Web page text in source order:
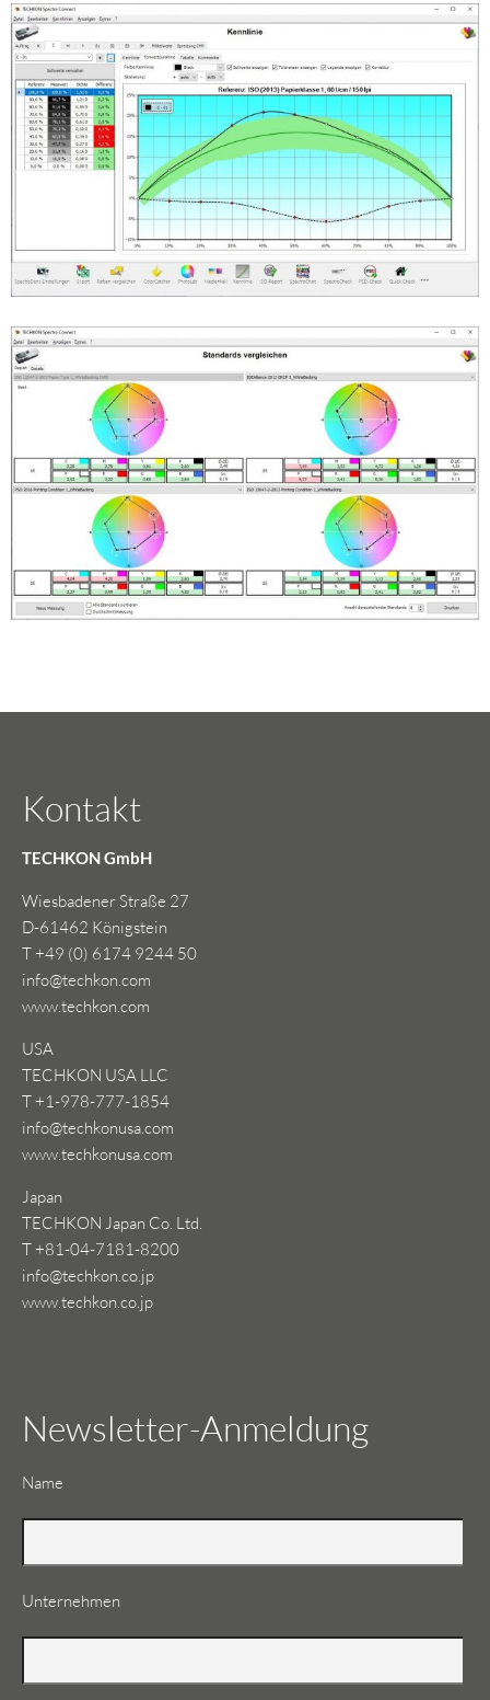
Kontakt
TECHKON GmbH
Wiesbadener Straße 27
D-61462 Königstein
T +49 (0) 6174 9244 50
info@techkon.com
www.techkon.com
USA
TECHKON USA LLC
T +1-978-777-1854
info@techkonusa.com
www.techkonusa.com
Japan
TECHKON Japan Co. Ltd.
T +81-04-7181-8200
info@techkon.co.jp
www.techkon.co.jp
Newsletter-Anmeldung
Pflichtfeld
Name
Unternehmen